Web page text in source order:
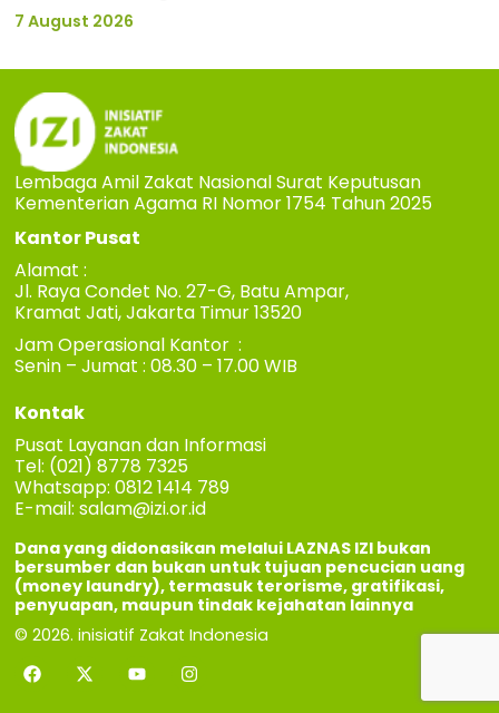
7 August 2026
Lembaga Amil Zakat Nasional Surat Keputusan
Kementerian Agama RI Nomor 1754 Tahun 2025
Kantor Pusat
Alamat :
Jl. Raya Condet No. 27-G, Batu Ampar,
Kramat Jati, Jakarta Timur 13520
Jam Operasional Kantor :
Senin – Jumat : 08.30 – 17.00 WIB
Kontak
Pusat Layanan dan Informasi
Tel: (021) 8778 7325
Whatsapp: 0812 1414 789
E-mail:salam@izi.or.id
Dana yang didonasikan melalui LAZNAS IZI bukan
bersumber dan bukan untuk tujuan pencucian uang
(money laundry), termasuk terorisme, gratifikasi,
penyuapan, maupun tindak kejahatan lainnya
© 2026. inisiatif Zakat Indonesia